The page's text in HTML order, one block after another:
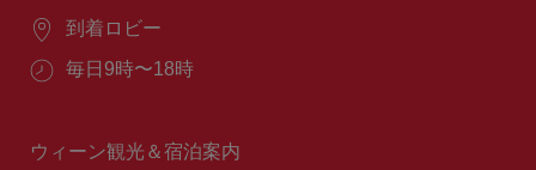
場
到着ロビー
営
間：
毎日9時〜18時
ウィーン観光＆宿泊案内